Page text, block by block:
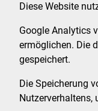
Diese Website
Google Analytics
ermöglichen. Die
gespeichert.
Die Speicherung
Nutzerverhaltens,